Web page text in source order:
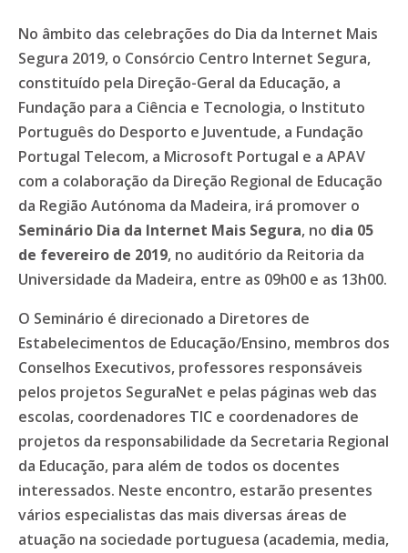
No âmbito das celebrações do Dia da Internet Mais
Segura 2019, o Consórcio Centro Internet Segura,
constituído pela Direção-Geral da Educação, a
Fundação para a Ciência e Tecnologia, o Instituto
Português do Desporto e Juventude, a Fundação
Portugal Telecom, a Microsoft Portugal e a APAV
com a colaboração da Direção Regional de Educação
da Região Autónoma da Madeira, irá promover o
Seminário Dia da Internet Mais Segura, no dia 05
de fevereiro de 2019, no auditório da Reitoria da
Universidade da Madeira, entre as 09h00 e as 13h00.
O Seminário é direcionado a Diretores de
Estabelecimentos de Educação/Ensino, membros dos
Conselhos Executivos, professores responsáveis
pelos projetos SeguraNet e pelas páginas web das
escolas, coordenadores TIC e coordenadores de
projetos da responsabilidade da Secretaria Regional
da Educação, para além de todos os docentes
interessados. Neste encontro, estarão presentes
vários especialistas das mais diversas áreas de
atuação na sociedade portuguesa (academia, media,